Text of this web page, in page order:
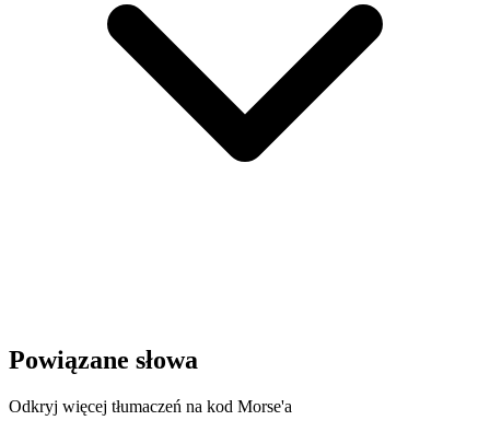
Powiązane słowa
Odkryj więcej tłumaczeń na kod Morse'a